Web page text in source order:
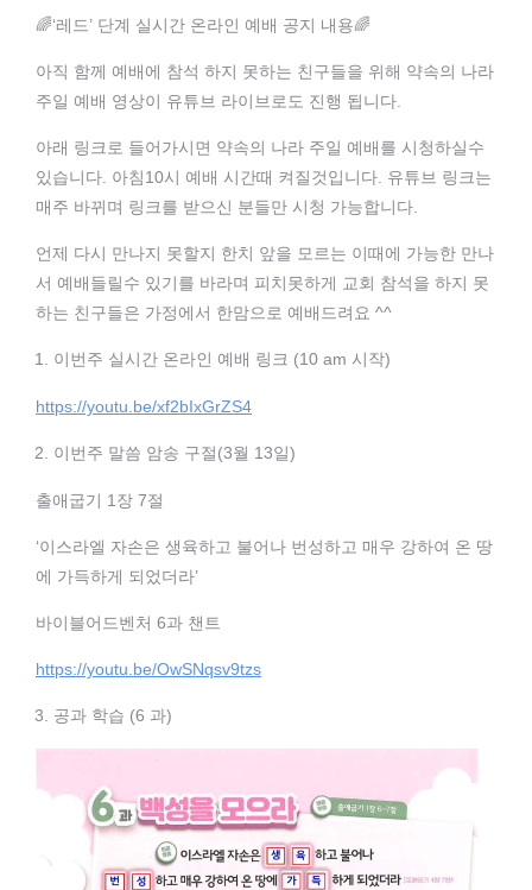
🌈‘레드’ 단계 실시간 온라인 예배 공지 내용🌈
아직 함께 예배에 참석 하지 못하는 친구들을 위해 약속의 나라
주일 예배 영상이 유튜브 라이브로도 진행 됩니다.
아래 링크로 들어가시면 약속의 나라 주일 예배를 시청하실수
있습니다. 아침10시 예배 시간때 켜질것입니다. 유튜브 링크는
매주 바뀌며 링크를 받으신 분들만 시청 가능합니다.
언제 다시 만나지 못할지 한치 앞을 모르는 이때에 가능한 만나
서 예배들릴수 있기를 바라며 피치못하게 교회 참석을 하지 못
하는 친구들은 가정에서 한맘으로 예배드려요 ^^
이번주 실시간 온라인 예배 링크 (10 am 시작)
https://youtu.be/xf2bIxGrZS4
이번주 말씀 암송 구절(3월 13일)
출애굽기 1장 7절
‘이스라엘 자손은 생육하고 불어나 번성하고 매우 강하여 온 땅
에 가득하게 되었더라’
바이블어드벤처 6과 챈트
https://youtu.be/OwSNqsv9tzs
공과 학습 (6 과)